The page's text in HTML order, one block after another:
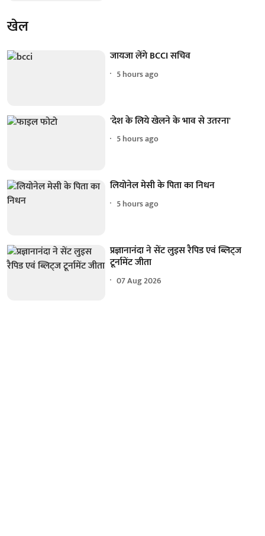
खेल
जायजा लेंगे BCCI सचिव
5 hours ago
'देश के लिये खेलने के भाव से उतरना'
5 hours ago
लियोनेल मेसी के पिता का निधन
5 hours ago
प्रज्ञानानंदा ने सेंट लुइस रैपिड एवं ब्लिट्ज
टूर्नामेंट जीता
07 Aug 2026